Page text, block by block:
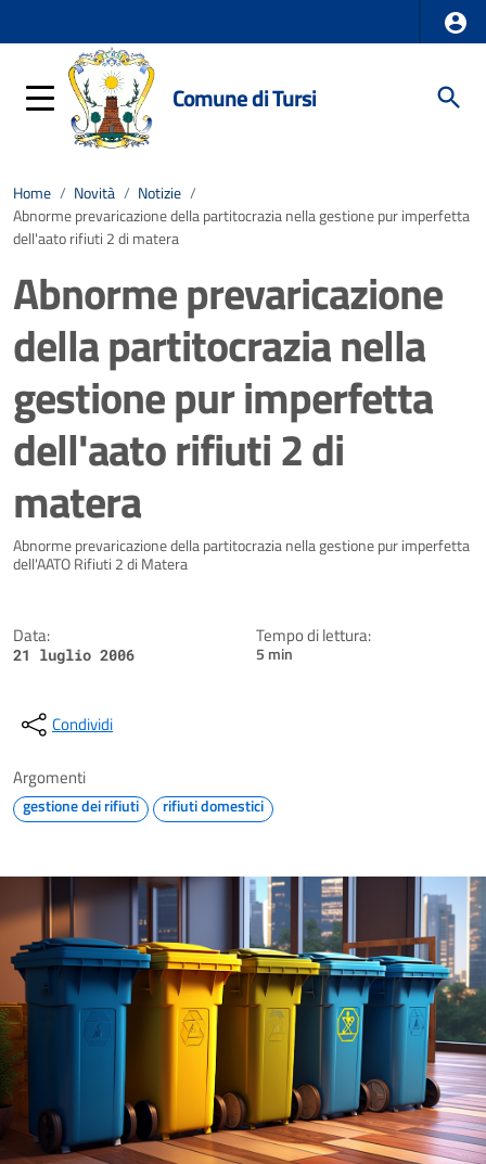
Comune di Tursi
Home / Novità / Notizie /
Abnorme prevaricazione della partitocrazia nella gestione pur imperfetta
dell'aato rifiuti 2 di matera
Abnorme prevaricazione
della partitocrazia nella
gestione pur imperfetta
dell'aato rifiuti 2 di
matera
Dettagli della notizia
Abnorme prevaricazione della partitocrazia nella gestione pur imperfetta
dell'AATO Rifiuti 2 di Matera
Data:
21 luglio 2006
Tempo di lettura:
5 min
Condividi
Argomenti
gestione dei rifiuti rifiuti domestici